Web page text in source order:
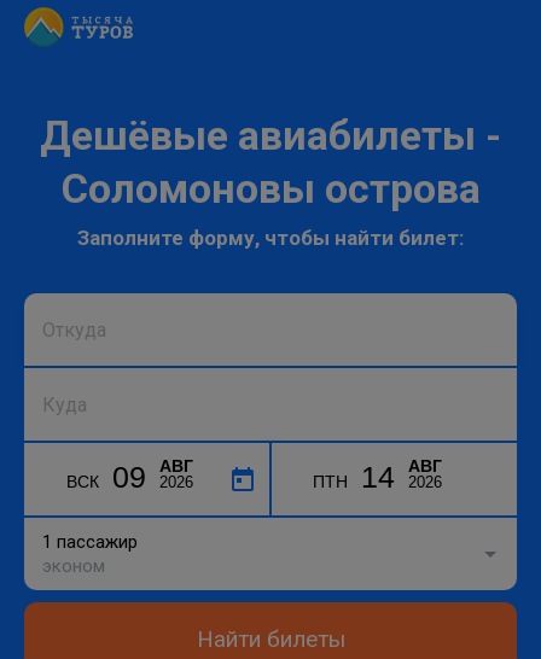
Дешёвые авиабилеты -
Соломоновы острова
Заполните форму, чтобы найти билет:
ВСК 09 АВГ
2026 ПТН 14 АВГ
2026
1 пассажир
эконом
Найти билеты